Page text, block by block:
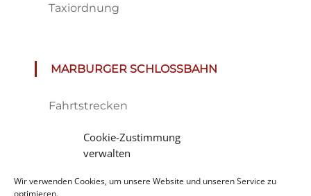
Cookie-Zustimmung
verwalten
Wir verwenden Cookies, um unsere Website und unseren Service zu
optimieren.
Taxiordnung
MARBURGER SCHLOSSBAHN
Fahrtstrecken
Tickets
Impressionen